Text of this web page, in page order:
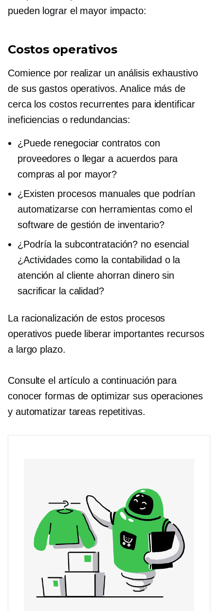
pueden lograr el mayor impacto:
Costos operativos
Comience por realizar un análisis exhaustivo
de sus gastos operativos. Analice más de
cerca los costos recurrentes para identificar
ineficiencias o redundancias:
¿Puede renegociar contratos con
proveedores o llegar a acuerdos para
compras al por mayor?
¿Existen procesos manuales que podrían
automatizarse con herramientas como el
software de gestión de inventario?
¿Podría la subcontratación? no esencial
¿Actividades como la contabilidad o la
atención al cliente ahorran dinero sin
sacrificar la calidad?
La racionalización de estos procesos
operativos puede liberar importantes recursos
a largo plazo.
Consulte el artículo a continuación para
conocer formas de optimizar sus operaciones
y automatizar tareas repetitivas.